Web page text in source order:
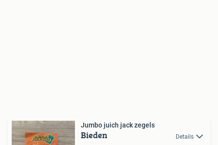
Jumbo juich jack zegels
Bieden Details